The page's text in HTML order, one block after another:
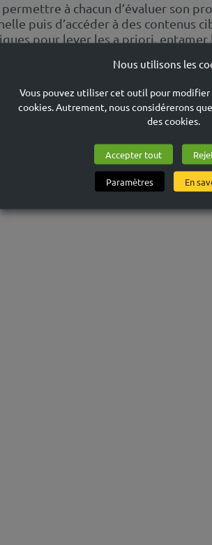
à chacun d’évaluer son
puis d’accéder à des contenus
pour lever les a priori, entamer
pôleOrientation et
ou la rubriqueFaire
principe actif
Nous utilisons les
Vous pouvez utiliser cet outil pour
cookies. Autrement, nous considérerons
des cookies.
Accepter tout
Paramètres En